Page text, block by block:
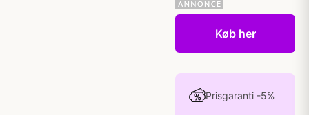
Køb her
Prisgaranti -5%